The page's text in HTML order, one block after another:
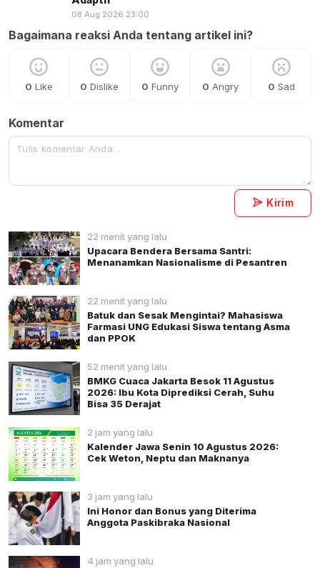
08 Aug 2026 23:00
Bagaimana reaksi Anda tentang artikel ini?
0 Like 0 Dislike 0 Funny 0 Angry 0 Sad
Komentar
Kirim
22 menit yang lalu
Upacara Bendera Bersama Santri:
Menanamkan Nasionalisme di Pesantren
22 menit yang lalu
Batuk dan Sesak Mengintai? Mahasiswa
Farmasi UNG Edukasi Siswa tentang Asma
dan PPOK
52 menit yang lalu
BMKG Cuaca Jakarta Besok 11 Agustus
2026: Ibu Kota Diprediksi Cerah, Suhu
Bisa 35 Derajat
2 jam yang lalu
Kalender Jawa Senin 10 Agustus 2026:
Cek Weton, Neptu dan Maknanya
3 jam yang lalu
Ini Honor dan Bonus yang Diterima
Anggota Paskibraka Nasional
4 jam yang lalu